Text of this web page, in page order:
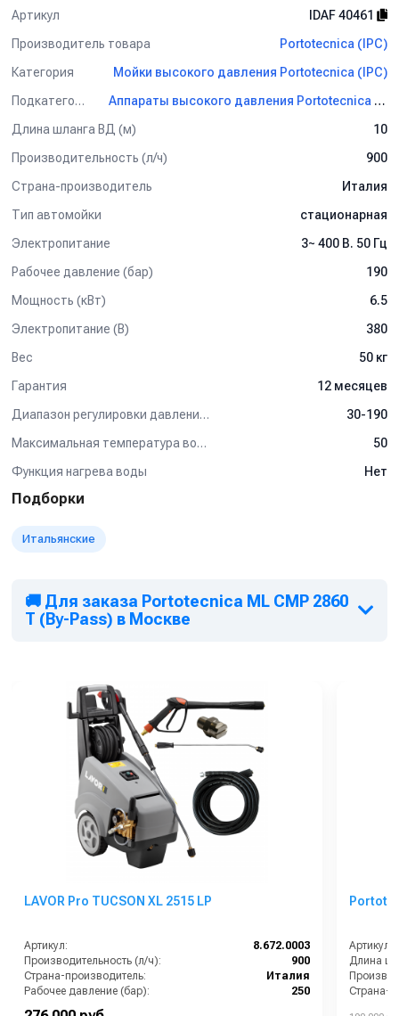
Комплект поставки:
- Шланг высокого давления 10 м.
- Пистолет.
- Струйная трубка из нержавеющей стали 700 мм.
Применение:
Стационарный аппарат высокого давления для
любом сегменте, обеспечивая высокие рабочие показатели.
Обратите внимание:
*Данный аппарат высокого давления не оснащен системой
выключенным пистолетом составляет более 5 минут, то
необходимо выключить мойку высокого давления.
Артикул
IDAF 40461
Производитель товара
Portotecnica (IPC)
Категория
Мойки высокого давления Portotecnica (IPC)
Подкатегория
Аппараты высокого давления Portotecnica (IPC)
Длина шланга ВД (м)
10
Производительность (л/ч)
900
Страна-производитель
Италия
Тип автомойки
стационарная
Электропитание
3~ 400 В. 50 Гц
Рабочее давление (бар)
190
Мощность (кВт)
6.5
Электропитание (В)
380
Вес
50 кг
Гарантия
12 месяцев
Диапазон регулировки давления (бар)
30-190
Максимальная температура воды (°C)
50
Функция нагрева воды
Нет
Подборки
Итальянские
🚚 Для заказа Portotecnica ML CMP 2860
T (By-Pass) в Москве
LAVOR Pro TUCSON XL 2515 LP
Артикул:
8.672.0003
Производительность (л/ч):
900
Страна-производитель:
Италия
Рабочее давление (бар):
250
Мощность (кВт):
Артикул:
Длина
Страна-